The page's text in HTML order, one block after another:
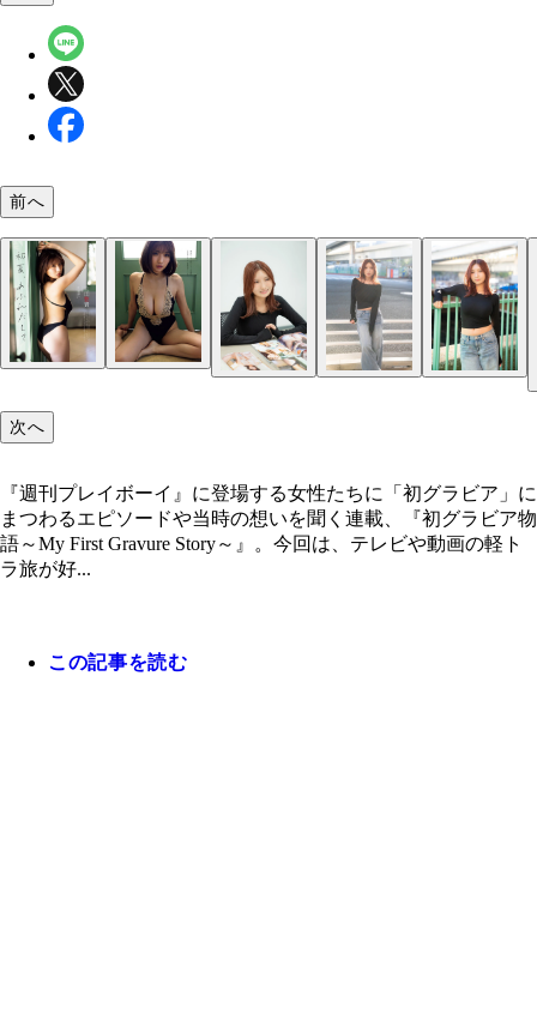
前へ
次へ
『週刊プレイボーイ』に登場する女性たちに「初グラビア」に
まつわるエピソードや当時の想いを聞く連載、『初グラビア物
語～My First Gravure Story～』。今回は、テレビや動画の軽ト
ラ旅が好...
この記事を読む